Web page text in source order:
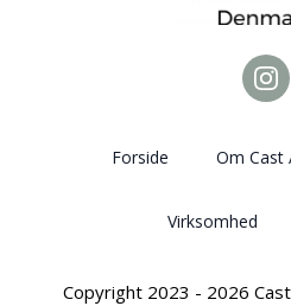
Forside Om Cast
Virksomhed
Copyright 2023 - 2026